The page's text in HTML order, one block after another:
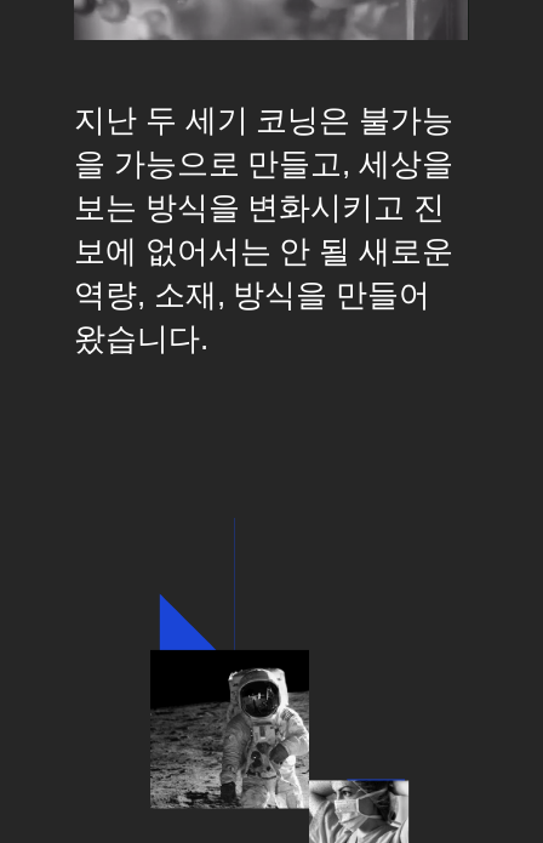
지난 두 세기 코닝은 불가능
을 가능으로 만들고, 세상을
보는 방식을 변화시키고 진
보에 없어서는 안 될 새로운
역량, 소재, 방식을 만들어
왔습니다.